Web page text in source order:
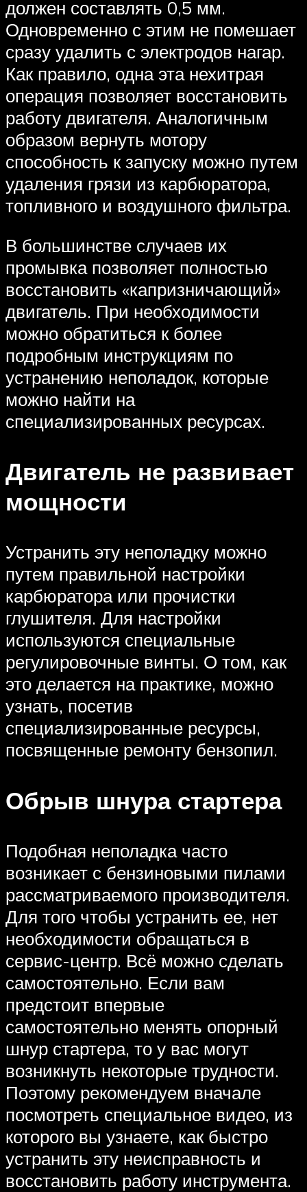
должен составлять 0,5 мм.
Одновременно с этим не помешает
сразу удалить с электродов нагар.
Как правило, одна эта нехитрая
операция позволяет восстановить
работу двигателя. Аналогичным
образом вернуть мотору
способность к запуску можно путем
удаления грязи из карбюратора,
топливного и воздушного фильтра.
В большинстве случаев их
промывка позволяет полностью
восстановить «капризничающий»
двигатель. При необходимости
можно обратиться к более
подробным инструкциям по
устранению неполадок, которые
можно найти на
специализированных ресурсах.
Двигатель не развивает
мощности
Устранить эту неполадку можно
путем правильной настройки
карбюратора или прочистки
глушителя. Для настройки
используются специальные
регулировочные винты. О том, как
это делается на практике, можно
узнать, посетив
специализированные ресурсы,
посвященные ремонту бензопил.
Обрыв шнура стартера
Подобная неполадка часто
возникает с бензиновыми пилами
рассматриваемого производителя.
Для того чтобы устранить ее, нет
необходимости обращаться в
сервис-центр. Всё можно сделать
самостоятельно. Если вам
предстоит впервые
самостоятельно менять опорный
шнур стартера, то у вас могут
возникнуть некоторые трудности.
Поэтому рекомендуем вначале
посмотреть специальное видео, из
которого вы узнаете, как быстро
устранить эту неисправность и
восстановить работу инструмента.